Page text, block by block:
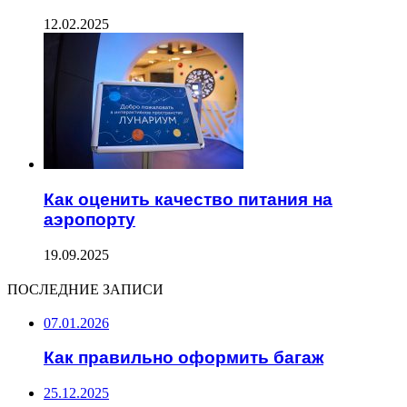
12.02.2025
Как оценить качество питания на
аэропорту
19.09.2025
ПОСЛЕДНИЕ ЗАПИСИ
07.01.2026
Как правильно оформить багаж
25.12.2025